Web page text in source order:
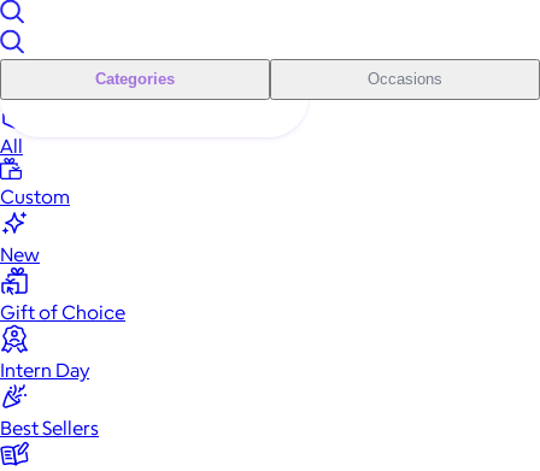
Categories Occasions
All
Custom
New
Gift of Choice
Intern Day
Best Sellers